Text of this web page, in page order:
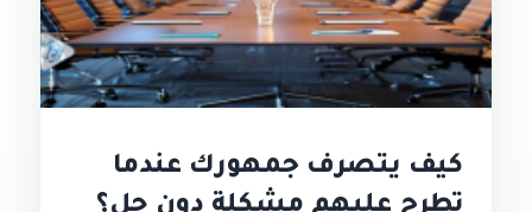
كيف يتصرف جمهورك عندما